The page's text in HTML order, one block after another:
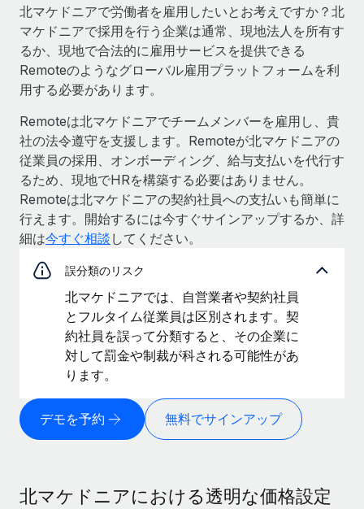
北マケドニアで労働者を雇用したいとお考えですか？北
マケドニアで採用を行う企業は通常、現地法人を所有す
るか、現地で合法的に雇用サービスを提供できる
Remoteのようなグローバル雇用プラットフォームを利
用する必要があります。
Remoteは北マケドニアでチームメンバーを雇用し、貴
社の法令遵守を支援します。Remoteが北マケドニアの
従業員の採用、オンボーディング、給与支払いを代行す
るため、現地でHRを構築する必要はありません。
Remoteは北マケドニアの契約社員への支払いも簡単に
行えます。開始するには今すぐサインアップするか、詳
細は今すぐ相談 してください。
誤分類のリスク
北マケドニアでは、自営業者や契約社員
とフルタイム従業員は区別されます。契
約社員を誤って分類すると、その企業に
対して罰金や制裁が科される可能性があ
ります。
デモを予約 無料でサインアップ
北マケドニアにおける透明な価格設定